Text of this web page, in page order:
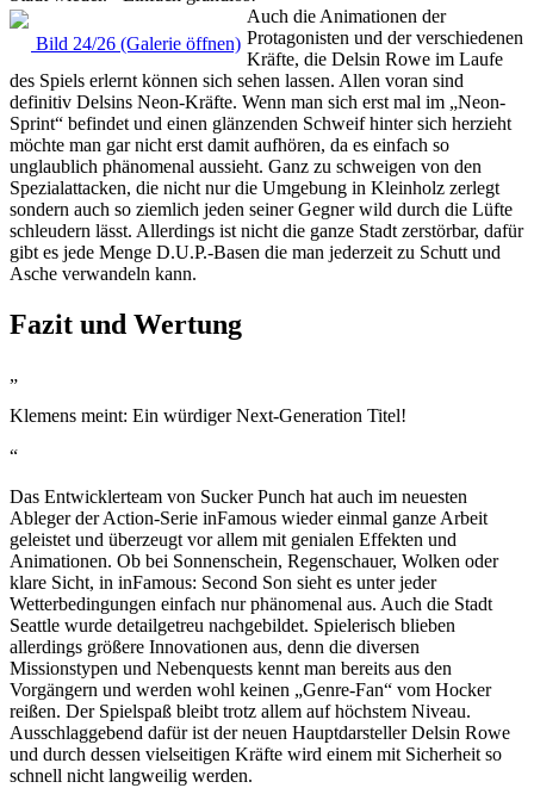
Bild 24/26 (Galerie öffnen)
Auch die Animationen der
Protagonisten und der verschiedenen
Kräfte, die Delsin Rowe im Laufe
des Spiels erlernt können sich sehen lassen. Allen voran sind
definitiv Delsins Neon-Kräfte. Wenn man sich erst mal im „Neon-
Sprint“ befindet und einen glänzenden Schweif hinter sich herzieht
möchte man gar nicht erst damit aufhören, da es einfach so
unglaublich phänomenal aussieht. Ganz zu schweigen von den
Spezialattacken, die nicht nur die Umgebung in Kleinholz zerlegt
sondern auch so ziemlich jeden seiner Gegner wild durch die Lüfte
schleudern lässt. Allerdings ist nicht die ganze Stadt zerstörbar, dafür
gibt es jede Menge D.U.P.-Basen die man jederzeit zu Schutt und
Asche verwandeln kann.
Fazit und Wertung
„
Klemens meint: Ein würdiger Next-Generation Titel!
“
Das Entwicklerteam von Sucker Punch hat auch im neuesten
Ableger der Action-Serie inFamous wieder einmal ganze Arbeit
geleistet und überzeugt vor allem mit genialen Effekten und
Animationen. Ob bei Sonnenschein, Regenschauer, Wolken oder
klare Sicht, in inFamous: Second Son sieht es unter jeder
Wetterbedingungen einfach nur phänomenal aus. Auch die Stadt
Seattle wurde detailgetreu nachgebildet. Spielerisch blieben
allerdings größere Innovationen aus, denn die diversen
Missionstypen und Nebenquests kennt man bereits aus den
Vorgängern und werden wohl keinen „Genre-Fan“ vom Hocker
reißen. Der Spielspaß bleibt trotz allem auf höchstem Niveau.
Ausschlaggebend dafür ist der neuen Hauptdarsteller Delsin Rowe
und durch dessen vielseitigen Kräfte wird einem mit Sicherheit so
schnell nicht langweilig werden.